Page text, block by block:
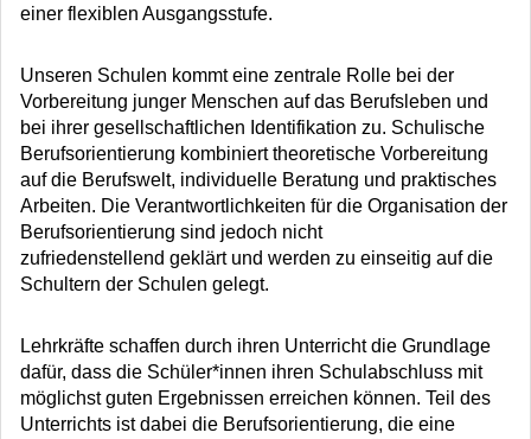
einer flexiblen Ausgangsstufe.
Unseren Schulen kommt eine zentrale Rolle bei der
Vorbereitung junger Menschen auf das Berufsleben und
bei ihrer gesellschaftlichen Identifikation zu. Schulische
Berufsorientierung kombiniert theoretische Vorbereitung
auf die Berufswelt, individuelle Beratung und praktisches
Arbeiten. Die Verantwortlichkeiten für die Organisation der
Berufsorientierung sind jedoch nicht
zufriedenstellend geklärt und werden zu einseitig auf die
Schultern der Schulen gelegt.
Lehrkräfte schaffen durch ihren Unterricht die Grundlage
dafür, dass die Schüler*innen ihren Schulabschluss mit
möglichst guten Ergebnissen erreichen können. Teil des
Unterrichts ist dabei die Berufsorientierung, die eine